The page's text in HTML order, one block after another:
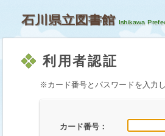
石川県立図書館
利用者認証
※カード番号とパスワードを入力
カード番号：